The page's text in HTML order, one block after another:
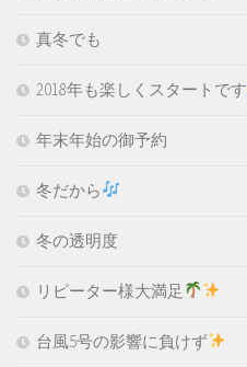
真冬でも
2018年も楽しくスタートです
年末年始の御予約
冬だから
冬の透明度
リピーター様大満足
台風5号の影響に負けず